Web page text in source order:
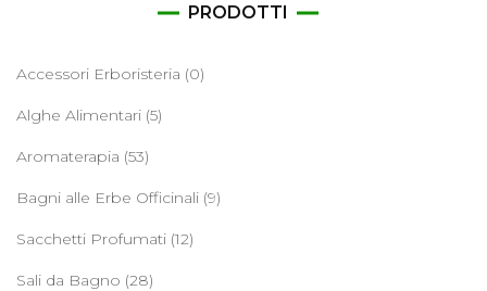
PRODOTTI
Accessori Erboristeria (0)
Alghe Alimentari (5)
Aromaterapia (53)
Bagni alle Erbe Officinali (9)
Sacchetti Profumati (12)
Sali da Bagno (28)